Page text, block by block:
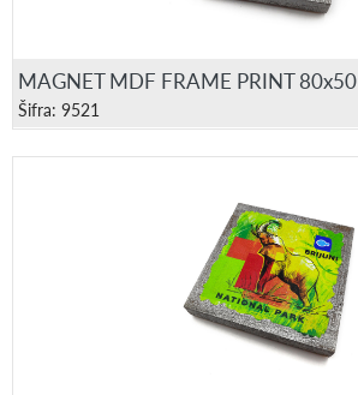
MAGNET MDF FRAME PRINT 80x50
Šifra: 9521